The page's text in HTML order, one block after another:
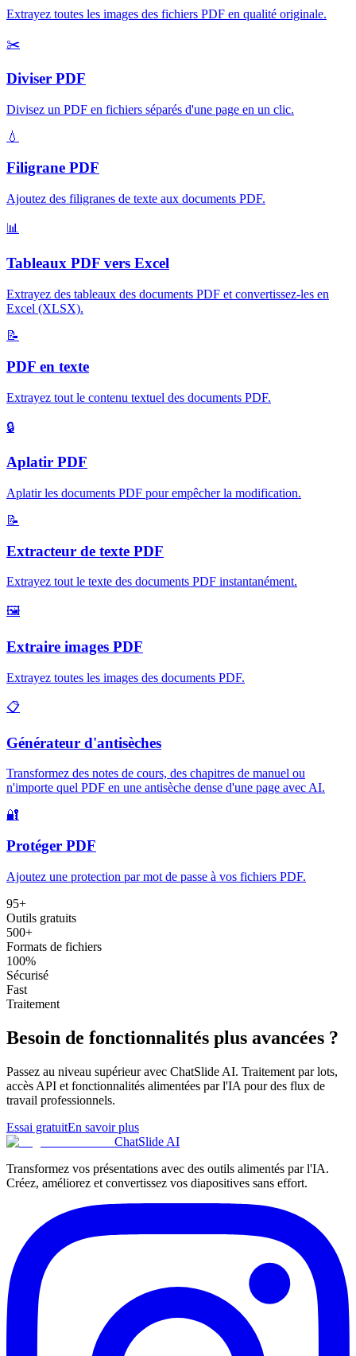
Extrayez toutes les images des fichiers PDF en qualité originale.
✂️
Diviser PDF
Divisez un PDF en fichiers séparés d'une page en un clic.
💧
Filigrane PDF
Ajoutez des filigranes de texte aux documents PDF.
📊
Tableaux PDF vers Excel
Extrayez des tableaux des documents PDF et convertissez-les en
Excel (XLSX).
📝
PDF en texte
Extrayez tout le contenu textuel des documents PDF.
🔒
Aplatir PDF
Aplatir les documents PDF pour empêcher la modification.
📝
Extracteur de texte PDF
Extrayez tout le texte des documents PDF instantanément.
🖼️
Extraire images PDF
Extrayez toutes les images des documents PDF.
📋
Générateur d'antisèches
Transformez des notes de cours, des chapitres de manuel ou
n'importe quel PDF en une antisèche dense d'une page avec AI.
🔐
Protéger PDF
Ajoutez une protection par mot de passe à vos fichiers PDF.
95+
Outils gratuits
500+
Formats de fichiers
100%
Sécurisé
Fast
Traitement
Besoin de fonctionnalités plus avancées ?
Passez au niveau supérieur avec ChatSlide AI. Traitement par lots,
accès API et fonctionnalités alimentées par l'IA pour des flux de
travail professionnels.
Essai gratuitEn savoir plus
ChatSlide AI
Transformez vos présentations avec des outils alimentés par l'IA.
Créez, améliorez et convertissez vos diapositives sans effort.